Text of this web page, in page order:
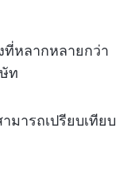
ที่หลากหลายกว่า
ท
มารถเปรียบเทียบ